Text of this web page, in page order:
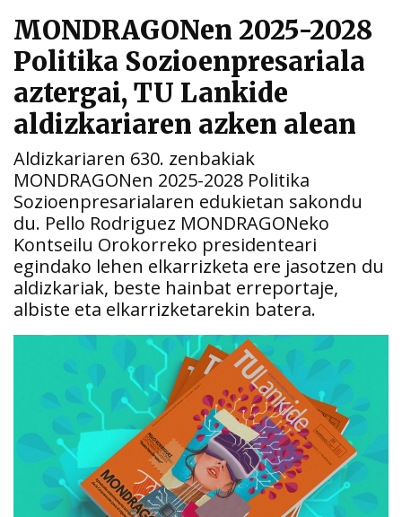
MONDRAGONen 2025-2028
Politika Sozioenpresariala
aztergai, TU Lankide
aldizkariaren azken alean
Aldizkariaren 630. zenbakiak
MONDRAGONen 2025-2028 Politika
Sozioenpresarialaren edukietan sakondu
du. Pello Rodriguez MONDRAGONeko
Kontseilu Orokorreko presidenteari
egindako lehen elkarrizketa ere jasotzen du
aldizkariak, beste hainbat erreportaje,
albiste eta elkarrizketarekin batera.